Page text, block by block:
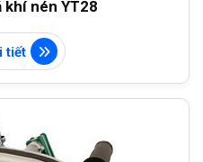
khí nén YT28
tiết